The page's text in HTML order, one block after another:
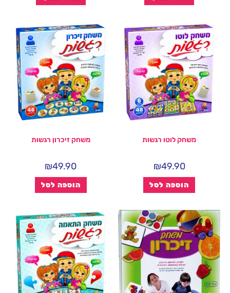
משחק לוטו רגשות
₪49.90
הוספה לסל
משחק זיכרון רגשות
₪49.90
הוספה לסל